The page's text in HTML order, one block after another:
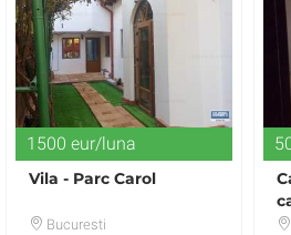
1500 eur/luna
Vila - Parc Carol
Bucuresti